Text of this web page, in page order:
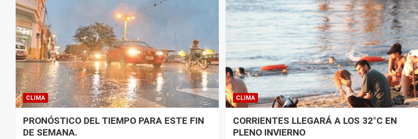
CLIMA
PRONÓSTICO DEL TIEMPO PARA ESTE FIN
DE SEMANA.
CLIMA
CORRIENTES LLEGARÁ A LOS 32°C EN
PLENO INVIERNO